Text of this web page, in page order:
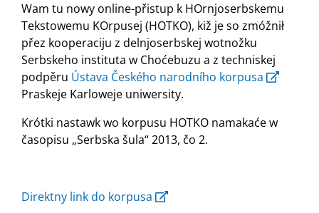
Wam tu nowy online-přistup k HOrnjoserbskemu
Tekstowemu KOrpusej (HOTKO), kiž je so zmóžnił
přez kooperaciju z delnjoserbskej wotnožku
Serbskeho instituta w Choćebuzu a z techniskej
podpěru Ústava Českého narodního korpusa
Praskeje Karloweje uniwersity.
Krótki nastawk wo korpusu HOTKO namakaće w
časopisu „Serbska šula“ 2013, čo 2.
Direktny link do korpusa